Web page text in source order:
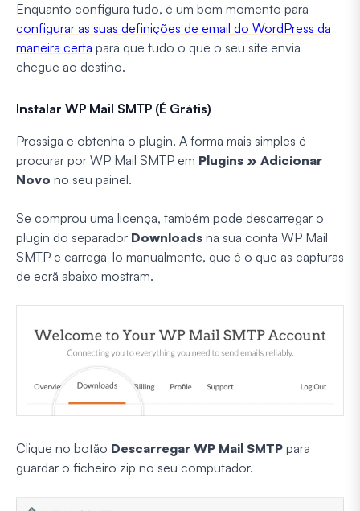
Enquanto configura tudo, é um bom momento para
configurar as suas definições de email do WordPress da
maneira certa para que tudo o que o seu site envia
chegue ao destino.
Instalar WP Mail SMTP (É Grátis)
Prossiga e obtenha o plugin. A forma mais simples é
procurar por WP Mail SMTP em Plugins » Adicionar
Novo no seu painel.
Se comprou uma licença, também pode descarregar o
plugin do separador Downloads na sua conta WP Mail
SMTP e carregá-lo manualmente, que é o que as capturas
de ecrã abaixo mostram.
Clique no botão Descarregar WP Mail SMTP para
guardar o ficheiro zip no seu computador.